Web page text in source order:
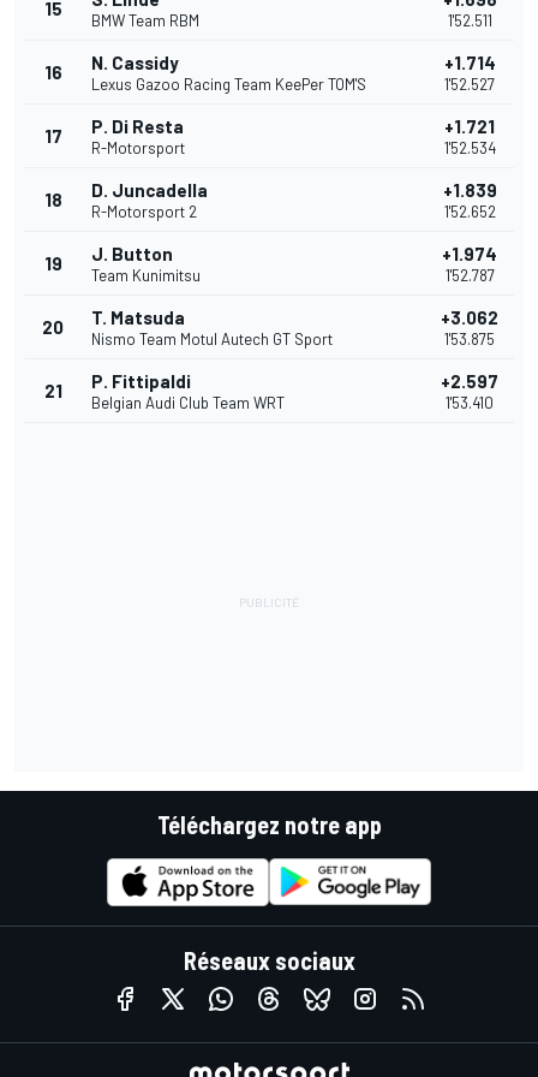
15
BMW Team RBM 1'52.511
16 N. Cassidy
Lexus Gazoo Racing Team KeePer TOM'S
+1.714
1'52.527
17 P. Di Resta
R-Motorsport
+1.721
1'52.534
18 D. Juncadella
R-Motorsport 2
+1.839
1'52.652
19 J. Button
Team Kunimitsu
+1.974
1'52.787
20 T. Matsuda
Nismo Team Motul Autech GT Sport
+3.062
1'53.875
21 P. Fittipaldi
Belgian Audi Club Team WRT
+2.597
1'53.410
Téléchargez notre app
Réseaux sociaux